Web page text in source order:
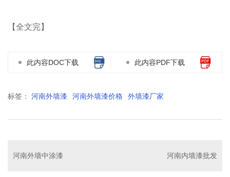
【全文完】
此内容DOC下载 此内容PDF下载
标签： 河南外墙漆 河南外墙漆价格 外墙漆厂家
河南外墙中涂漆 河南内墙漆批发